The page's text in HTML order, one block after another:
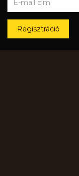
Regisztráció